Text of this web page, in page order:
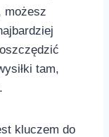
możesz
tam,
kluczem do